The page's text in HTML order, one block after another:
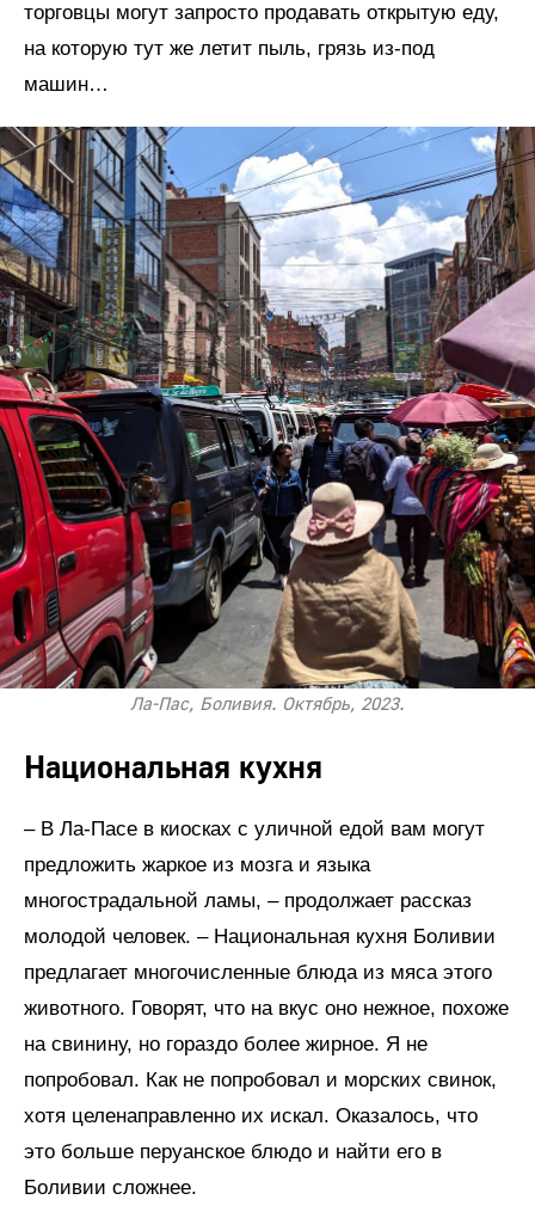
торговцы могут запросто продавать открытую еду,
на которую тут же летит пыль, грязь из-под
машин…
Ла-Пас, Боливия. Октябрь, 2023.
Национальная кухня
– В Ла-Пасе в киосках с уличной едой вам могут
предложить жаркое из мозга и языка
многострадальной ламы, – продолжает рассказ
молодой человек. – Национальная кухня Боливии
предлагает многочисленные блюда из мяса этого
животного. Говорят, что на вкус оно нежное, похоже
на свинину, но гораздо более жирное. Я не
попробовал. Как не попробовал и морских свинок,
хотя целенаправленно их искал. Оказалось, что
это больше перуанское блюдо и найти его в
Боливии сложнее.